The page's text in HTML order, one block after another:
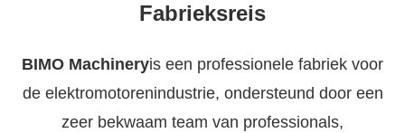
Fabrieksreis
BIMO Machineryis een professionele fabriek voor
de elektromotorenindustrie, ondersteund door een
zeer bekwaam team van professionals,